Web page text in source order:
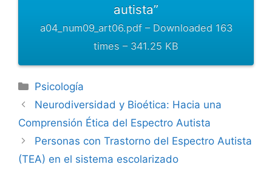
autista”
a04_num09_art06.pdf – Downloaded 163
times – 341.25 KB
Categorías
Psicología
Neurodiversidad y Bioética: Hacia una
Comprensión Ética del Espectro Autista
Personas con Trastorno del Espectro Autista
(TEA) en el sistema escolarizado